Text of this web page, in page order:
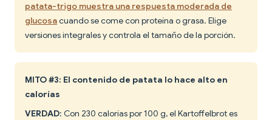
patata-trigo muestra una respuesta moderada de
glucosacuando se come con proteína o grasa. Elige
versiones integrales y controla el tamaño de la porción.
MITO #3: El contenido de patata lo hace alto en
calorías
VERDAD: Con 230 calorías por 100 g, el Kartoffelbrot es